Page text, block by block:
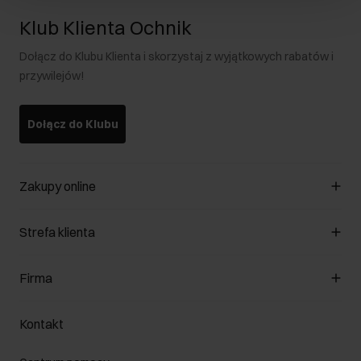
Klub Klienta Ochnik
Dołącz do Klubu Klienta i skorzystaj z wyjątkowych rabatów i
przywilejów!
Dołącz do Klubu
Zakupy online
Zarządzaj cookies
Formy płatności
Jak dokonać zwrotu?
Strefa klienta
Klub Klienta
Zwróć produkty
Firma
O nas
Salony
Kontakt